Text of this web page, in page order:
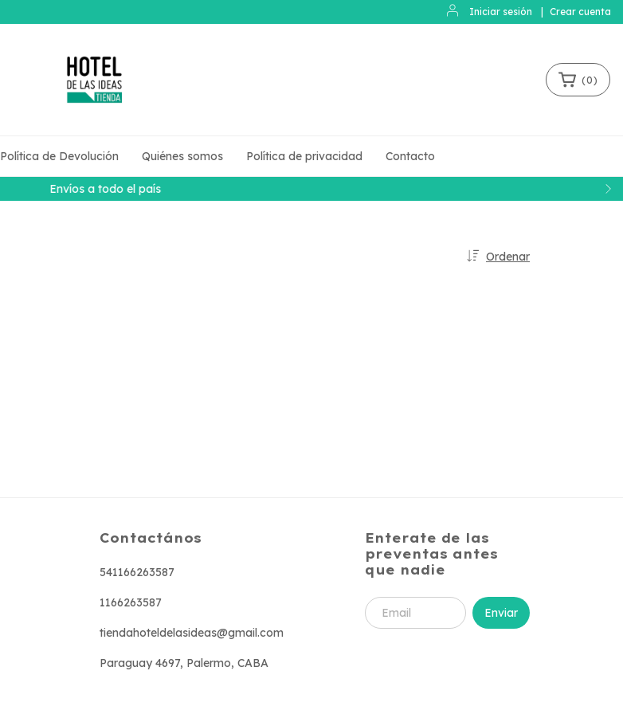
Iniciar sesión Crear cuenta
Envíos a todo el país
(0)
Política de Devolución Quiénes somos Política de privacidad Contacto
Ordenar
Contactános
541166263587
1166263587
tiendahoteldelasideas@gmail.com
Paraguay 4697, Palermo, CABA
Enterate de las
preventas antes
que nadie